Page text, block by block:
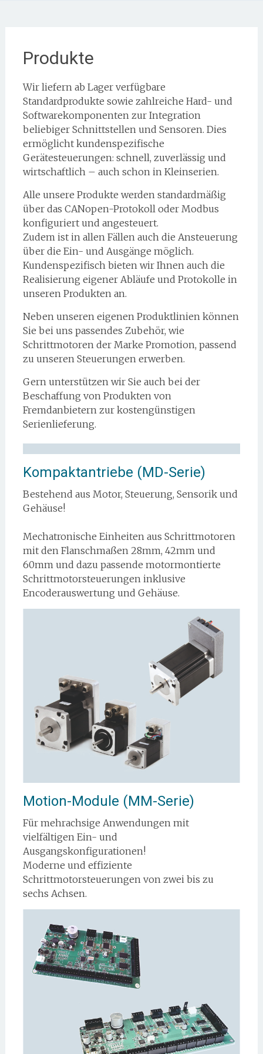
Produkte
Wir liefern ab Lager verfügbare
Standardprodukte sowie zahlreiche Hard- und
Softwarekomponenten zur Integration
beliebiger Schnittstellen und Sensoren. Dies
ermöglicht kundenspezifische
Gerätesteuerungen: schnell, zuverlässig und
wirtschaftlich – auch schon in Kleinserien.
Alle unsere Produkte werden standardmäßig
über das CANopen-Protokoll oder Modbus
konfiguriert und angesteuert.
Zudem ist in allen Fällen auch die Ansteuerung
über die Ein- und Ausgänge möglich.
Kundenspezifisch bieten wir Ihnen auch die
Realisierung eigener Abläufe und Protokolle in
unseren Produkten an.
Neben unseren eigenen Produktlinien können
Sie bei uns passendes Zubehör, wie
Schrittmotoren der Marke Promotion, passend
zu unseren Steuerungen erwerben.
Gern unterstützen wir Sie auch bei der
Beschaffung von Produkten von
Fremdanbietern zur kostengünstigen
Serienlieferung.
Kompaktantriebe (MD-Serie)
Bestehend aus Motor, Steuerung, Sensorik und
Gehäuse!
Mechatronische Einheiten aus Schrittmotoren
mit den Flanschmaßen 28mm, 42mm und
60mm und dazu passende motormontierte
Schrittmotorsteuerungen inklusive
Encoderauswertung und Gehäuse.
Motion-Module (MM-Serie)
Für mehrachsige Anwendungen mit
vielfältigen Ein- und
Ausgangskonfigurationen!
Moderne und effiziente
Schrittmotorsteuerungen von zwei bis zu
sechs Achsen.